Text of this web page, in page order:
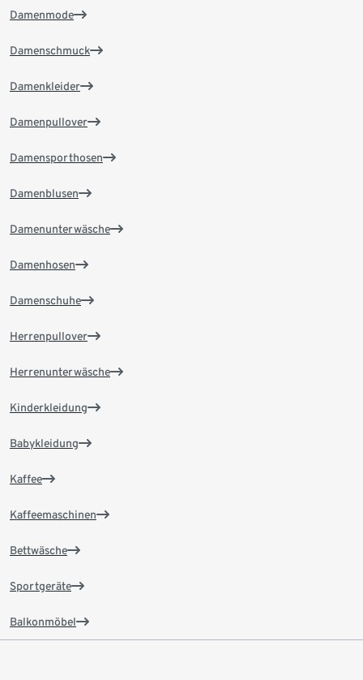
Damenmode
Damenschmuck
Damenkleider
Damenpullover
Damensporthosen
Damenblusen
Damenunterwäsche
Damenhosen
Damenschuhe
Herrenpullover
Herrenunterwäsche
Kinderkleidung
Babykleidung
Kaffee
Kaffeemaschinen
Bettwäsche
Sportgeräte
Balkonmöbel